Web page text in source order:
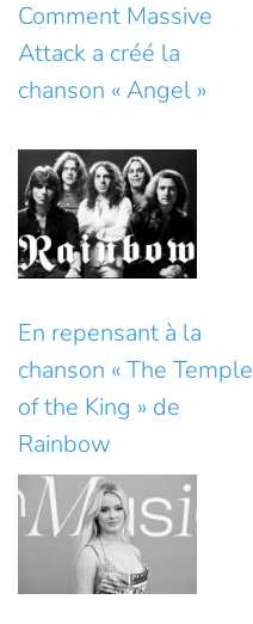
Comment Massive
Attack a créé la
chanson « Angel »
En repensant à la
chanson « The Temple
of the King » de
Rainbow